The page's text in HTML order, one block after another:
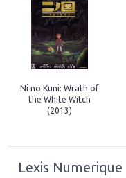
Ni no Kuni: Wrath of
the White Witch
(2013)
Lexis Numerique